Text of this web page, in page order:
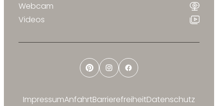
PinterestInstagramFacebook
Webcam
Videos
ImpressumAnfahrtBarrierefreiheitDatenschutz